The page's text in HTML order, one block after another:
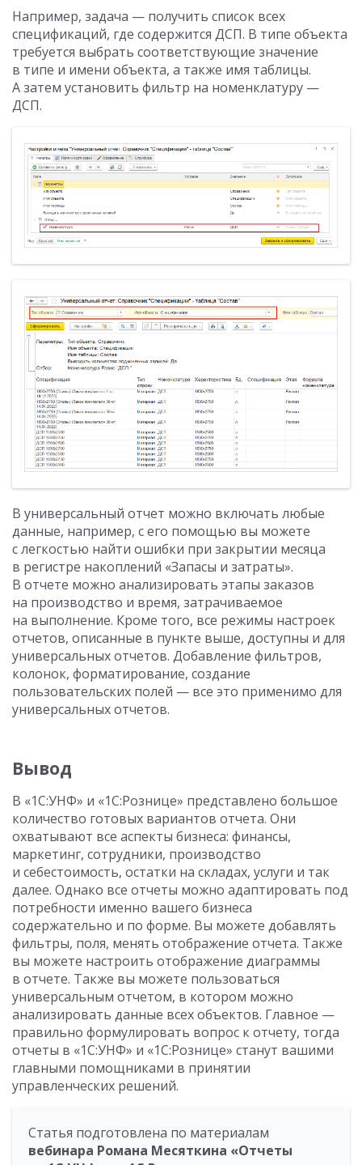
Например, задача — получить список всех
спецификаций, где содержится ДСП. В типе объекта
требуется выбрать соответствующие значение
в типе и имени объекта, а также имя таблицы.
А затем установить фильтр на номенклатуру —
ДСП.
В универсальный отчет можно включать любые
данные, например, с его помощью вы можете
с легкостью найти ошибки при закрытии месяца
в регистре накоплений «Запасы и затраты».
В отчете можно анализировать этапы заказов
на производство и время, затрачиваемое
на выполнение. Кроме того, все режимы настроек
отчетов, описанные в пункте выше, доступны и для
универсальных отчетов. Добавление фильтров,
колонок, форматирование, создание
пользовательских полей — все это применимо для
универсальных отчетов.
Вывод
В «1С:УНФ» и «1С:Рознице» представлено большое
количество готовых вариантов отчета. Они
охватывают все аспекты бизнеса: финансы,
маркетинг, сотрудники, производство
и себестоимость, остатки на складах, услуги и так
далее. Однако все отчеты можно адаптировать под
потребности именно вашего бизнеса
содержательно и по форме. Вы можете добавлять
фильтры, поля, менять отображение отчета. Также
вы можете настроить отображение диаграммы
в отчете. Также вы можете пользоваться
универсальным отчетом, в котором можно
анализировать данные всех объектов. Главное —
правильно формулировать вопрос к отчету, тогда
отчеты в «1С:УНФ» и «1С:Рознице» станут вашими
главными помощниками в принятии
управленческих решений.
Статья подготовлена по материалам
вебинара Романа Месяткина «Отчеты